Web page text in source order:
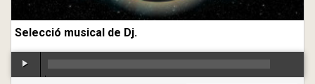
Selecció musical de Dj.